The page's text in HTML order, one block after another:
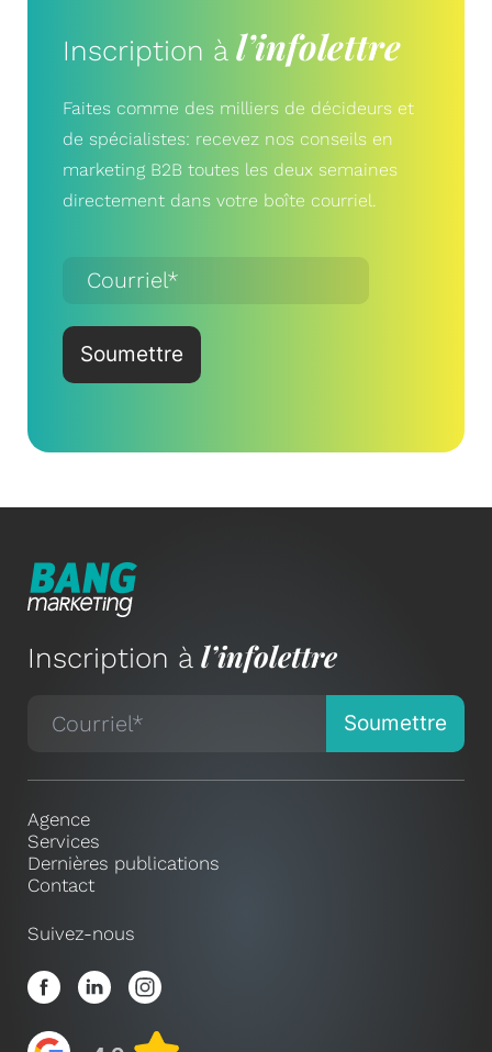
Inscription à l’infolettre
Faites comme des milliers de décideurs et
de spécialistes: recevez nos conseils en
marketing B2B toutes les deux semaines
directement dans votre boîte courriel.
Inscription à l’infolettre
Agence
Services
Dernières publications
Contact
Suivez-nous